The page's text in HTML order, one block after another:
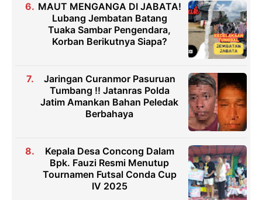
MAUT MENGANGA DI JABATA!
Lubang Jembatan Batang
Tuaka Sambar Pengendara,
Korban Berikutnya Siapa?
Jaringan Curanmor Pasuruan
Tumbang !! Jatanras Polda
Jatim Amankan Bahan Peledak
Berbahaya
Kepala Desa Concong Dalam
Bpk. Fauzi Resmi Menutup
Tournamen Futsal Conda Cup
IV 2025